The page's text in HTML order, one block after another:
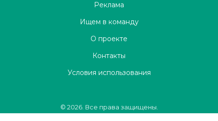
Реклама
Ищем в команду
О проекте
Контакты
Условия использования
© 2026. Все права защищены.